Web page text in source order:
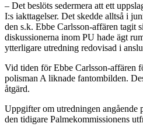
– Det beslöts sedermera att ett
I:s iakttagelser. Det skedde alltså i
den s.k. Ebbe Carlsson-affären tagit
diskussionerna inom PU hade ägt
ytterligare utredning redovisad i
Vid tiden för Ebbe Carlsson-affären
polisman A liknade fantombilden.
åtgärd.
Uppgifter om utredningen angående
den tidigare Palmekommissionens